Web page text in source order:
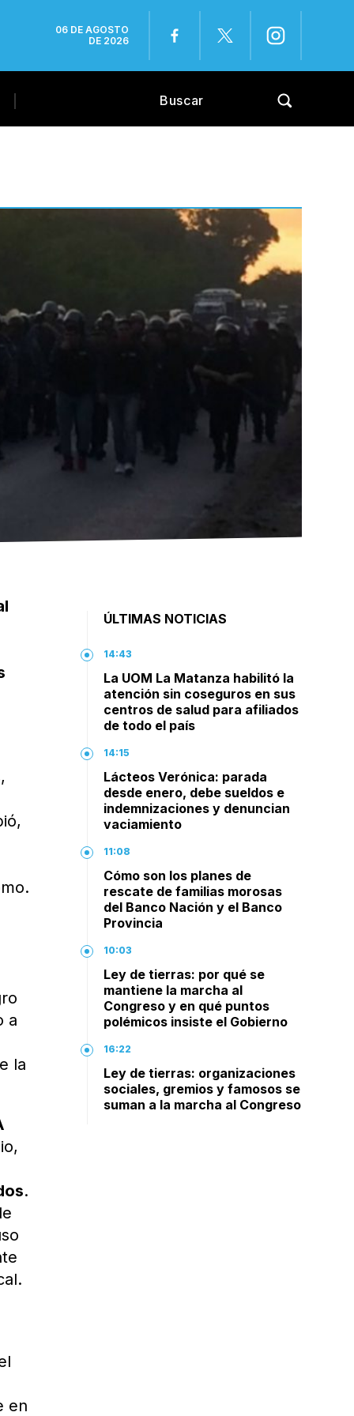
06 DE AGOSTO
DE 2026
a
la
.
en
ÚLTIMAS NOTICIAS
14:43
La UOM La Matanza habilitó la
atención sin coseguros en sus
centros de salud para afiliados
de todo el país
14:15
Lácteos Verónica: parada
desde enero, debe sueldos e
indemnizaciones y denuncian
vaciamiento
11:08
Cómo son los planes de
rescate de familias morosas
del Banco Nación y el Banco
Provincia
10:03
Ley de tierras: por qué se
mantiene la marcha al
Congreso y en qué puntos
polémicos insiste el Gobierno
16:22
Ley de tierras: organizaciones
sociales, gremios y famosos se
suman a la marcha al Congreso